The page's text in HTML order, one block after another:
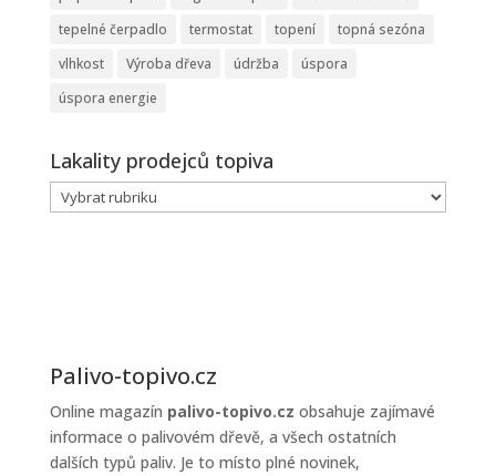
tepelné čerpadlo
termostat topení
topná sezóna
vlhkost
Výroba dřeva údržba
úspora
úspora energie
Lakality prodejců topiva
Lakality
prodejců
Palivo-topivo.cz
Online magazín palivo-topivo.cz obsahuje zajímavé
informace o palivovém dřevě, a všech ostatních
dalších typů paliv. Je to místo plné novinek,